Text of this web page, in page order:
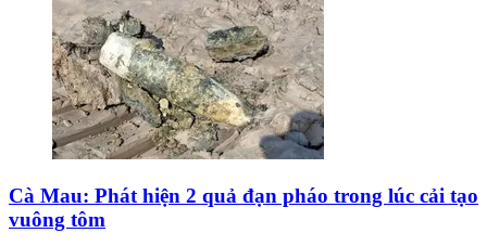
Cà Mau: Phát hiện 2 quả đạn pháo trong lúc cải tạo
vuông tôm